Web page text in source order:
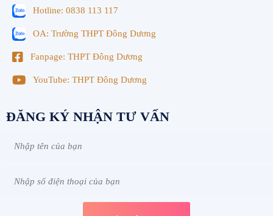
Hotline: 0838 113 117
OA: Trường THPT Đông Dương
Fanpage: THPT Đông Dương
YouTube: THPT Đông Dương
ĐĂNG KÝ NHẬN TƯ VẤN